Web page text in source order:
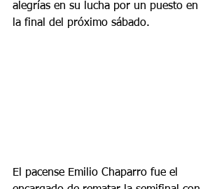
alegrías en su lucha por un puesto en
la final del próximo sábado.
El pacense Emilio Chaparro fue el